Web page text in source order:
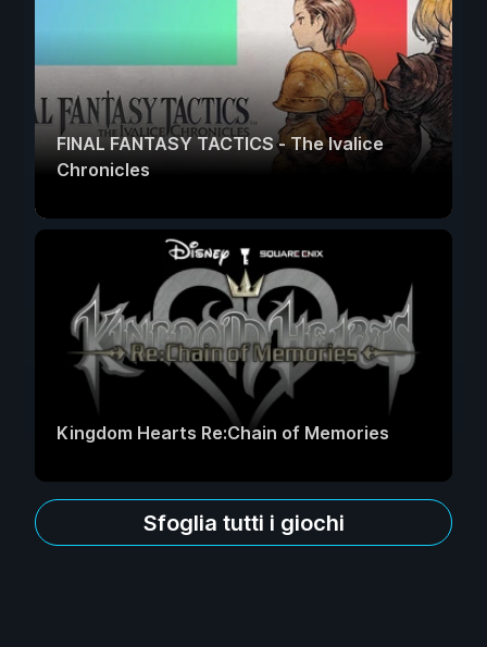
FINAL FANTASY TACTICS - The Ivalice
Chronicles
Kingdom Hearts Re:Chain of Memories
Sfoglia tutti i giochi